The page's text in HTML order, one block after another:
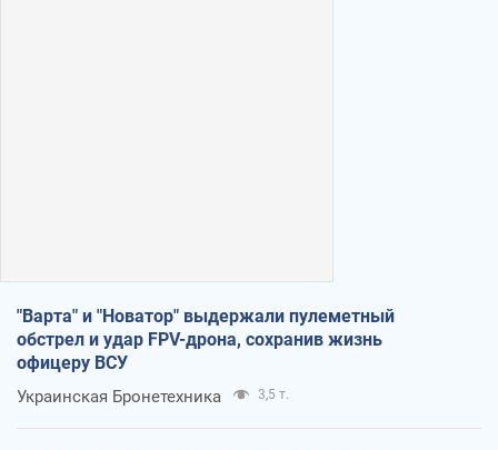
"Варта" и "Новатор" выдержали пулеметный
обстрел и удар FPV-дрона, сохранив жизнь
офицеру ВСУ
Украинская Бронетехника 3,5 т.